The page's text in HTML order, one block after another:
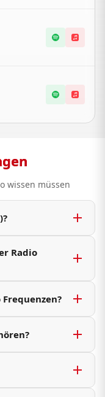
wissen müssen
mit den
rund um die
Radio
sowie
ist der
möglich.
und DAB+-
unter
Schlager